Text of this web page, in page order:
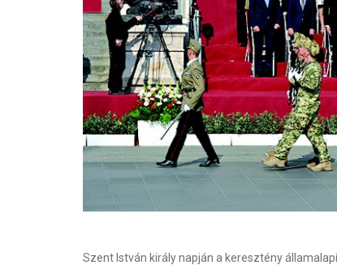
Szent István király napján a keresztény